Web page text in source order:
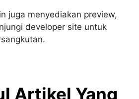
juga menyediakan preview,
developer site untuk
Artikel Yang